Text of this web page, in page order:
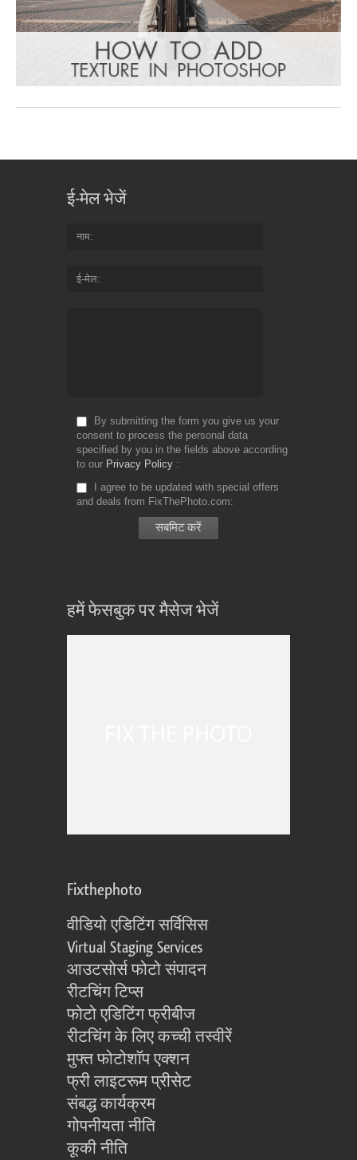
ई-मेल भेजें
नाम
ई-मेल
By submitting the form you give us your
consent to process the personal data
specified by you in the fields above according
to our Privacy Policy
I agree to be updated with special offers
and deals from FixThePhoto.com
हमें फेसबुक पर मैसेज भेजें
Fixthephoto
वीडियो एडिटिंग सर्विसिस
Virtual Staging Services
आउटसोर्स फोटो संपादन
रीटचिंग टिप्स
फोटो एडिटिंग फ्रीबीज
रीटचिंग के लिए कच्ची तस्वीरें
मुफ्त फोटोशॉप एक्शन
फ्री लाइटरूम प्रीसेट
संबद्ध कार्यक्रम
गोपनीयता नीति
कूकी नीति